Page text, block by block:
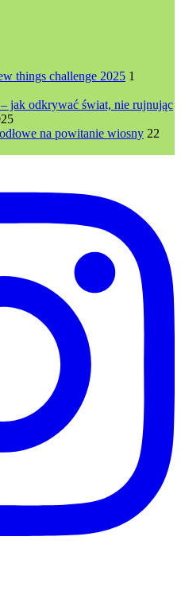
things challenge 2025 1
jak odkrywać świat, nie rujnując
na powitanie wiosny 22